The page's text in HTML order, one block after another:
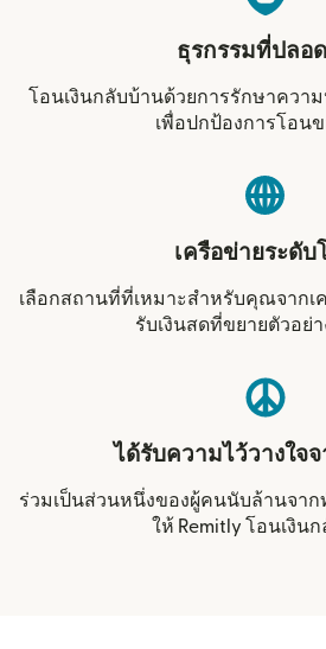
ธุรกรรมที่ปลอ
โอนเงินกลับบ้านด้วยการรักษาควา
เพื่อปกป้องการโอน
เครือข่ายระดับ
เลือกสถานที่ที่เหมาะสำหรับคุณจากเ
รับเงินสดที่ขยายตัวอย่า
ได้รับความไว้วางใจ
ร่วมเป็นส่วนหนึ่งของผู้คนนับล้านจาก
ให้ Remitly โอนเงิน